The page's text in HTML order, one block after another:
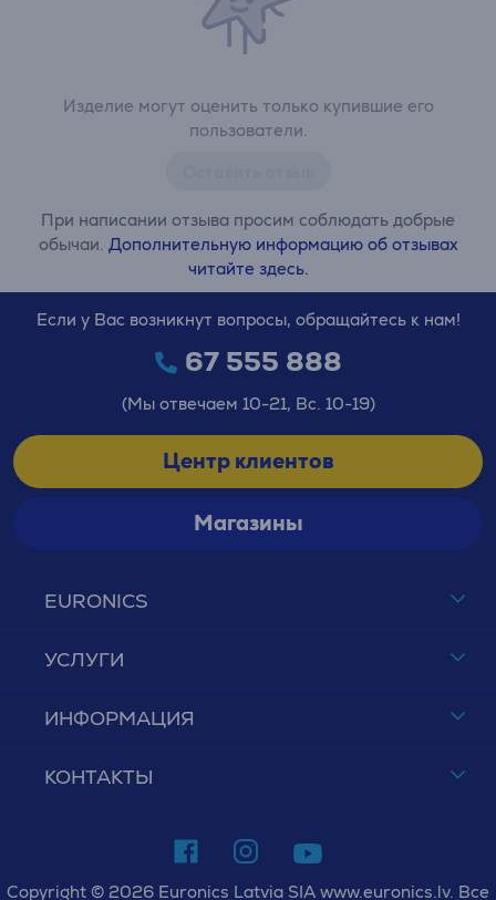
Изделие могут оценить только купившие его
пользователи.
При написании отзыва просим соблюдать добрые
обычаи. Дополнительную информацию об отзывах
читайте здесь.
EURONICS
УСЛУГИ
ИНФОРМАЦИЯ
КОНТАКТЫ
Если у Вас возникнут вопросы, обращайтесь к нам!
67 555 888
(Мы отвечаем 10-21, Вс. 10-19)
Центр клиентов
Магазины
Copyright © 2026 Euronics Latvia SIA www.euronics.lv. Все